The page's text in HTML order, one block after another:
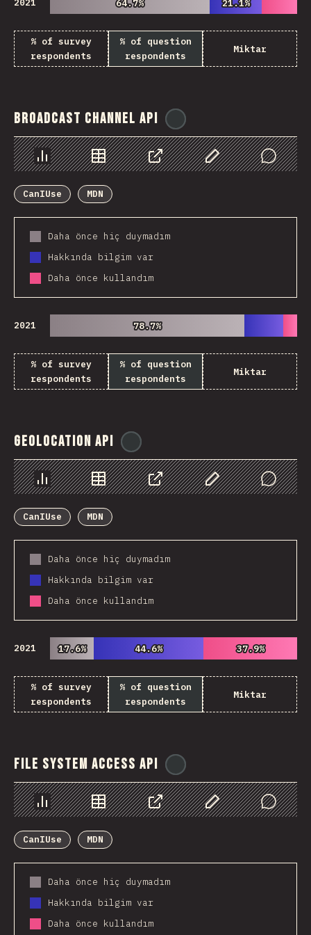
2021 64.7%
64.7% 21.1%
21.1%
% of survey
respondents
% of question
respondents
Miktar
Broadcast Channel API
Chart Data Share Customize Data
Comments
CanIUse
MDN
Daha önce hiç duymadım
Hakkında bilgim var
Daha önce kullandım
2021 78.7%
78.7%
% of survey
respondents
% of question
respondents
Miktar
Geolocation API
Chart Data Share Customize Data
Comments
CanIUse
MDN
Daha önce hiç duymadım
Hakkında bilgim var
Daha önce kullandım
2021 17.6%
17.6% 44.6%
44.6% 37.9%
37.9%
% of survey
respondents
% of question
respondents
Miktar
File System Access API
Chart Data Share Customize Data
Comments
CanIUse
MDN
Daha önce hiç duymadım
Hakkında bilgim var
Daha önce kullandım